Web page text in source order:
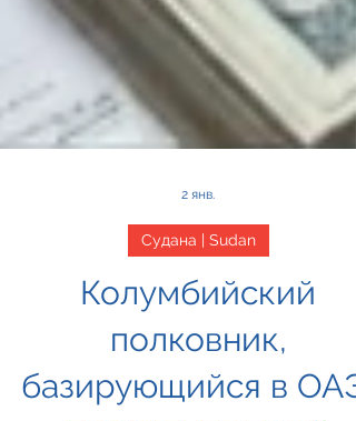
2 янв.
Судана | Sudan
Колумбийский